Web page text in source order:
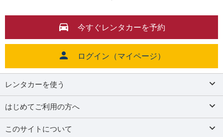
今すぐレンタカーを予約
ログイン（マイページ）
レンタカーを使う
はじめてご利用の方へ
このサイトについて